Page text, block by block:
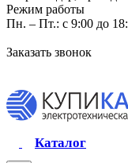
Режим работы
Пн. – Пт.: с 9:00 до
Заказать звонок
Каталог